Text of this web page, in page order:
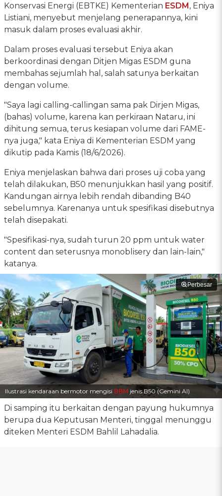
Konservasi Energi (EBTKE) Kementerian ESDM, Eniya
Listiani, menyebut menjelang penerapannya, kini
masuk dalam proses evaluasi akhir.
Dalam proses evaluasi tersebut Eniya akan
berkoordinasi dengan Ditjen Migas ESDM guna
membahas sejumlah hal, salah satunya berkaitan
dengan volume.
"Saya lagi calling-callingan sama pak Dirjen Migas,
(bahas) volume, karena kan perkiraan Nataru, ini
dihitung semua, terus kesiapan volume dari FAME-
nya juga," kata Eniya di Kementerian ESDM yang
dikutip pada Kamis (18/6/2026).
Eniya menjelaskan bahwa dari proses uji coba yang
telah dilakukan, B50 menunjukkan hasil yang positif.
Kandungan airnya lebih rendah dibanding B40
sebelumnya. Karenanya untuk spesifikasi disebutnya
telah disepakati.
"Spesifikasi-nya, sudah turun 20 ppm untuk water
content dan seterusnya monoblisery dan lain-lain,"
katanya.
Perbesar
Ilustrasi kendaraan bermotor mengisi BBM jenis B50 (Gemini AI)
Di samping itu berkaitan dengan payung hukumnya
berupa dua Keputusan Menteri, tinggal menunggu
diteken Menteri ESDM Bahlil Lahadalia.